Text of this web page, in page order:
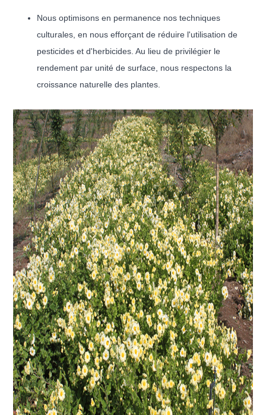
Nous optimisons en permanence nos techniques
culturales, en nous efforçant de réduire l'utilisation de
pesticides et d'herbicides. Au lieu de privilégier le
rendement par unité de surface, nous respectons la
croissance naturelle des plantes.